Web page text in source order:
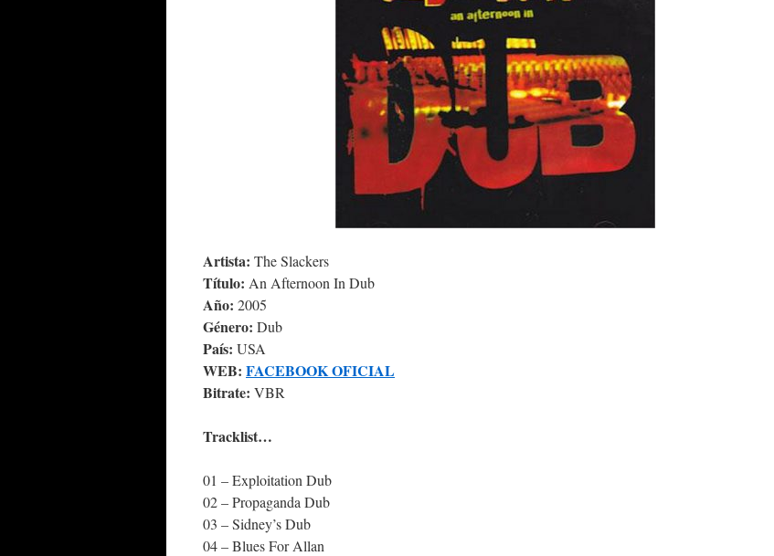
Artista: The Slackers
Título: An Afternoon In Dub
Año: 2005
Género: Dub
País: USA
WEB: FACEBOOK OFICIAL
Bitrate: VBR
Tracklist…
01 – Exploitation Dub
02 – Propaganda Dub
03 – Sidney’s Dub
04 – Blues For Allan